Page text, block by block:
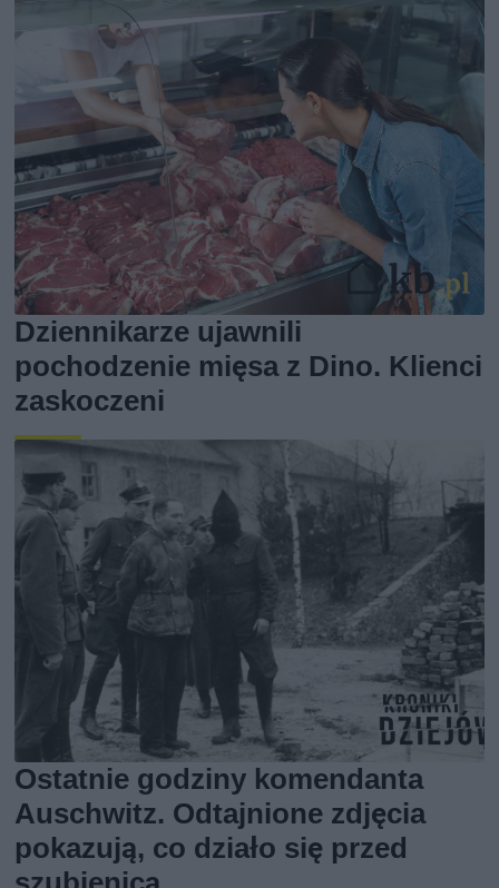
Dziennikarze ujawnili
pochodzenie mięsa z Dino. Klienci
zaskoczeni
Ostatnie godziny komendanta
Auschwitz. Odtajnione zdjęcia
pokazują, co działo się przed